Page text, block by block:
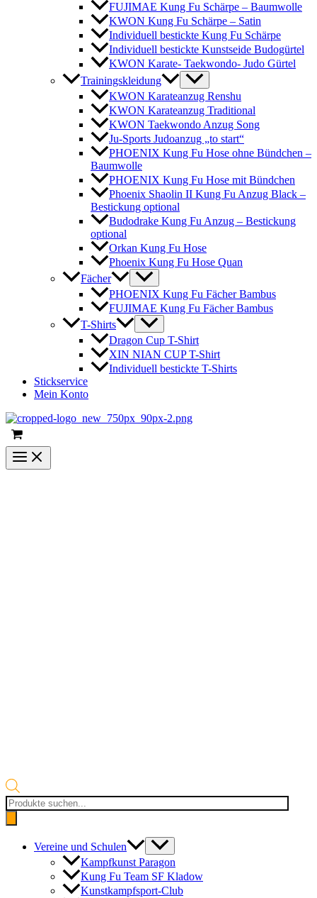
FUJIMAE Kung Fu Schärpe – Baumwolle
KWON Kung Fu Schärpe – Satin
Individuell bestickte Kung Fu Schärpe
Individuell bestickte Kunstseide Budogürtel
KWON Karate- Taekwondo- Judo Gürtel
Trainingskleidung
KWON Karateanzug Renshu
KWON Karateanzug Traditional
KWON Taekwondo Anzug Song
Ju-Sports Judoanzug „to start“
PHOENIX Kung Fu Hose ohne Bündchen –
Baumwolle
PHOENIX Kung Fu Hose mit Bündchen
Phoenix Shaolin II Kung Fu Anzug Black –
Bestickung optional
Budodrake Kung Fu Anzug – Bestickung
optional
Orkan Kung Fu Hose
Phoenix Kung Fu Hose Quan
Fächer
PHOENIX Kung Fu Fächer Bambus
FUJIMAE Kung Fu Fächer Bambus
T-Shirts
Dragon Cup T-Shirt
XIN NIAN CUP T-Shirt
Individuell bestickte T-Shirts
Stickservice
Mein Konto
Products
search
Vereine und Schulen
Kampfkunst Paragon
Kung Fu Team SF Kladow
Kunstkampfsport-Club